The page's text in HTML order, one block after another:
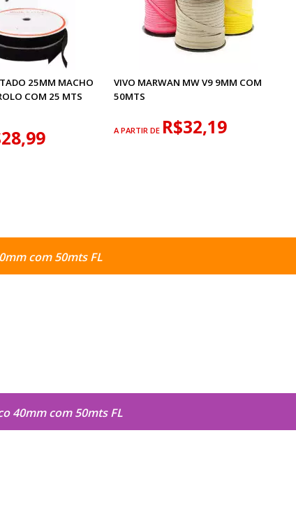
25MM MACHO
COM 25 MTS
VIVO MARWAN MW V9 9MM COM
50MTS
A PARTIR DE R$32,19
com 50mts FL
40mm com 50mts FL